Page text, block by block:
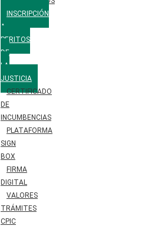
INSCRIPCIÓN
A
PERITOS
DE
LA
JUSTICIA
CERTIFICADO
DE
INCUMBENCIAS
PLATAFORMA
SIGN
BOX
FIRMA
DIGITAL
VALORES
TRÁMITES
CPIC